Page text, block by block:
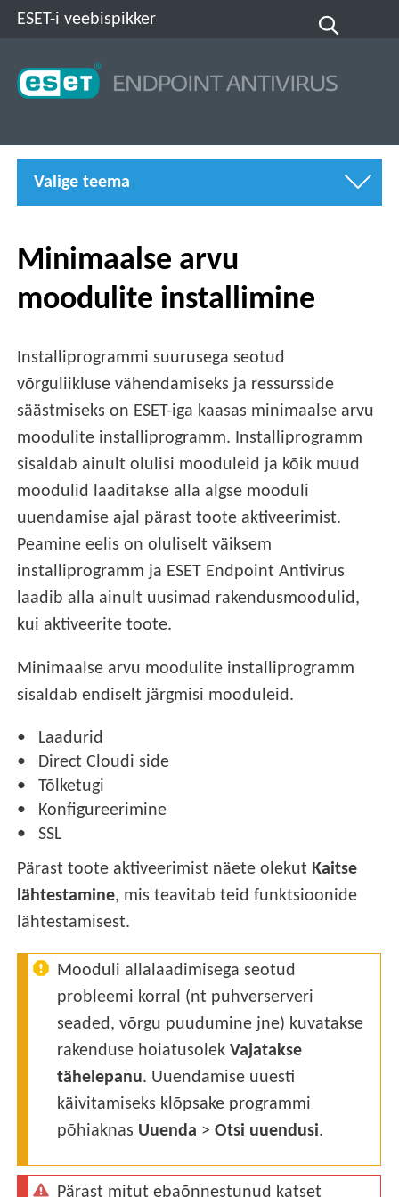
ESET-i veebispikker
Valige teema
Minimaalse arvu
moodulite installimine
Installiprogrammi suurusega seotud
võrguliikluse vähendamiseks ja ressursside
säästmiseks on ESET-iga kaasas minimaalse arvu
moodulite installiprogramm. Installiprogramm
sisaldab ainult olulisi mooduleid ja kõik muud
moodulid laaditakse alla algse mooduli
uuendamise ajal pärast toote aktiveerimist.
Peamine eelis on oluliselt väiksem
installiprogramm ja ESET Endpoint Antivirus
laadib alla ainult uusimad rakendusmoodulid,
kui aktiveerite toote.
Minimaalse arvu moodulite installiprogramm
sisaldab endiselt järgmisi mooduleid.
Laadurid
Direct Cloudi side
Tõlketugi
Konfigureerimine
SSL
Pärast toote aktiveerimist näete olekut Kaitse
lähtestamine, mis teavitab teid funktsioonide
lähtestamisest.
Mooduli allalaadimisega seotud
probleemi korral (nt puhverserveri
seaded, võrgu puudumine jne) kuvatakse
rakenduse hoiatusolekVajatakse
tähelepanu. Uuendamise uuesti
käivitamiseks klõpsake programmi
põhiaknas Uuenda >Otsi uuendusi.
Pärast mitut ebaõnnestunud katset